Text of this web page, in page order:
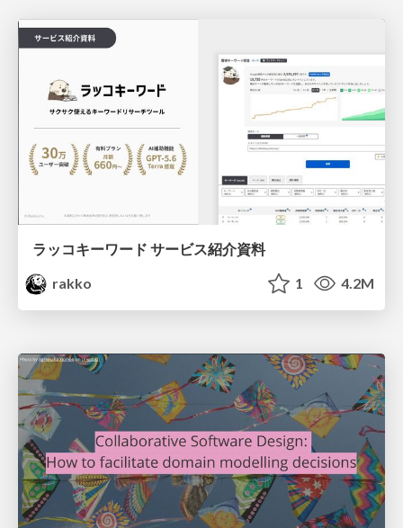
ラッコキーワード サービス紹介資料
rakko
1 4.2M